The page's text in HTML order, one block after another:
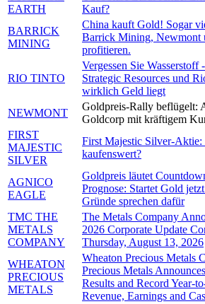
EARTH
Kauf?
BARRICK
MINING
China kauft Gold! Sogar
Barrick Mining, Newmont
profitieren.
RIO TINTO
Vergessen Sie Wasserstoff
Strategic Resources und
wirklich Geld liegt
NEWMONT
Goldpreis-Rally beflügelt:
Goldcorp mit kräftigem
FIRST
MAJESTIC
SILVER
First Majestic Silver-Aktie:
kaufenswert?
AGNICO
EAGLE
Goldpreis läutet
Prognose: Startet Gold
Gründe sprechen dafür
TMC THE
METALS
COMPANY
The Metals Company
2026 Corporate Update
Thursday, August 13, 2026
WHEATON
PRECIOUS
METALS
Wheaton Precious Metals
Precious Metals
Results and Record Year-
Revenue, Earnings and